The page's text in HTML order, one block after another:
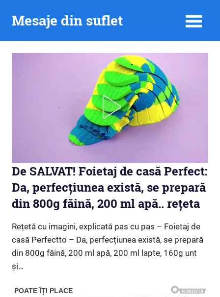
Mesaje din suflet
De SALVAT! Foietaj de casă Perfect:
Da, perfecțiunea există, se prepară
din 800g făină, 200 ml apă.. rețeta
Rețetă cu imagini, explicată pas cu pas – Foietaj de
casă Perfectto – Da, perfecțiunea există, se prepară
din 800g făină, 200 ml apă, 200 ml lapte, 160g unt
și…